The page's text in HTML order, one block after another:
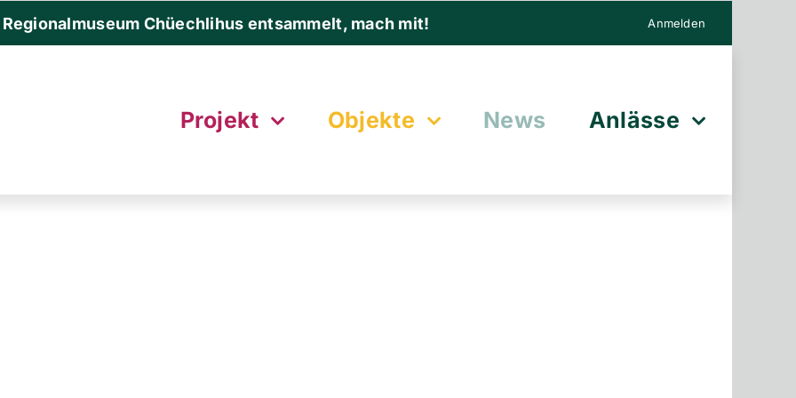
Regionalmuseum Chüechlihus entsammelt, mach mit! Anmelden
Projekt Objekte News Anlässe